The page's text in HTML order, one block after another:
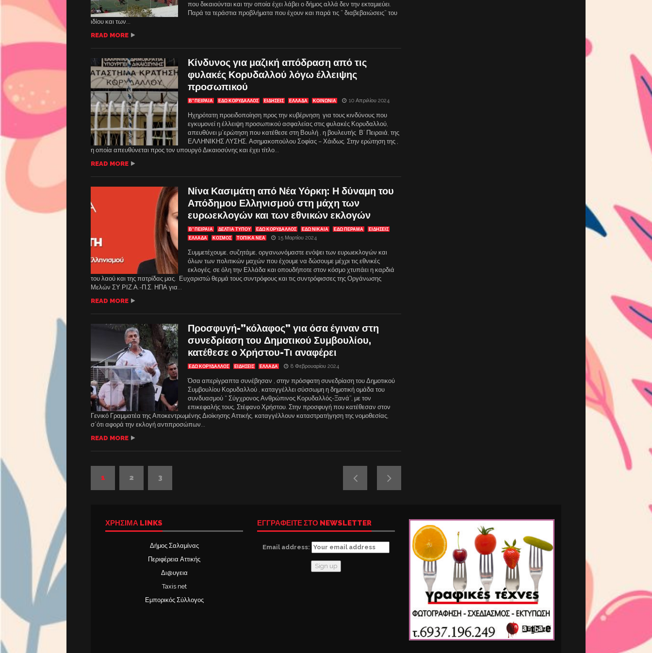
που δικαιούνται και την οποία έχει λάβει ο δήμος αλλά δεν την εκταμιεύει.
Παρά τα τεράστια προβλήματα που έχουν και παρά τις ” διαβεβαιώσεις” του
ιδίου και των...
READ MORE
Κίνδυνος για μαζική απόδραση από τις
φυλακές Κορυδαλλού λόγω έλλειψης
προσωπικού
Β' ΠΕΙΡΑΙΑ ΕΔΩ ΚΟΡΥΔΑΛΛΟΣ ΕΙΔΗΣΕΙΣ ΕΛΛΑΔΑ ΚΟΙΝΩΝΙΑ 10 Απριλίου 2024
Ηχηρότατη προειδοποίηση προς την κυβέρνηση για τους κινδύνους που
εγκυμονεί η έλλειψη προσωπικού ασφαλείας στις φυλακές Κορυδαλλού,
απευθύνει μ΄ερώτηση που κατέθεσε στη Βουλή , η βουλευτής Β’ Πειραιά, της
ΕΛΛΗΝΙΚΗΣ ΛΥΣΗΣ, Ασημακοπούλου Σοφίας – Χάιδως. Στην ερώτηση της ,
η οποία απευθύνεται προς τον υπουργό Δικαιοσύνης και έχει τίτλο...
READ MORE
Νίνα Κασιμάτη από Νέα Υόρκη: Η δύναμη του
Απόδημου Ελληνισμού στη μάχη των
ευρωεκλογών και των εθνικών εκλογών
Β' ΠΕΙΡΑΙΑ ΔΕΛΤΙΑ ΤΥΠΟΥ ΕΔΩ ΚΟΡΥΔΑΛΛΟΣ ΕΔΩ ΝΙΚΑΙΑ ΕΔΩ ΠΕΡΑΜΑ
ΕΙΔΗΣΕΙΣ
ΕΛΛΑΔΑ
ΚΟΣΜΟΣ ΤΟΠΙΚΑ ΝΕΑ 15 Μαρτίου 2024
Συμμετέχουμε, συζητάμε, οργανωνόμαστε ενόψει των ευρωεκλογών και
όλων των πολιτικών μαχών που έχουμε να δώσουμε μέχρι τις εθνικές
εκλογές, σε όλη την Ελλάδα και οπουδήποτε στον κόσμο χτυπάει η καρδιά
του λαού και της πατρίδας μας. Ευχαριστώ θερμά τους συντρόφους και τις συντρόφισσες της Οργάνωσης
Μελών ΣΥ.ΡΙΖ.Α.-Π.Σ. ΗΠΑ για...
READ MORE
Προσφυγή-”κόλαφος” για όσα έγιναν στη
συνεδρίαση του Δημοτικού Συμβουλίου,
κατέθεσε ο Χρήστου-Τι αναφέρει
ΕΔΩ ΚΟΡΥΔΑΛΛΟΣ ΕΙΔΗΣΕΙΣ ΕΛΛΑΔΑ 8 Φεβρουαρίου 2024
Όσα απερίγραπτα συνέβησαν , στην πρόσφατη συνεδρίαση του Δημοτικού
Συμβουλίου Κορυδαλλού , καταγγέλλει σύσσωμη η δημοτική ομάδα του
συνδυασμού “ Σύγχρονος Ανθρώπινος Κορυδαλλός-Ξανά”, με τον
επικεφαλής τους, Στέφανο Χρήστου. Στην προσφυγή που κατέθεσαν στον
Γενικό Γραμματέα της Αποκεντρωμένης Διοίκησης Αττικής, καταγγέλλουν καταστρατήγηση της νομοθεσίας,
σ΄ότι αφορά την εκλογή αντιπροσώπων...
READ MORE
1 2 3
ΧΡΉΣΙΜΑ LINKS
Δήμος Σαλαμίνας
Περιφέρεια Αττικής
Δι@υγεια
Taxis net
Εμπορικός Σύλλογος
ΕΓΓΡΑΦΕΙΤΕ ΣΤΟ NEWSLETTER
Email address: